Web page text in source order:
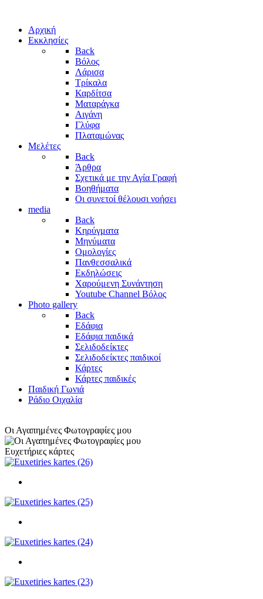
Αρχική
Εκκλησίες
Back
Βόλος
Λάρισα
Τρίκαλα
Καρδίτσα
Ματαράγκα
Αιγάνη
Γλύφα
Πλαταμώνας
Μελέτες
Back
Άρθρα
Σχετικά με την Αγία Γραφή
Βοηθήματα
Οι συνετοί θέλουσι νοήσει
media
Back
Κηρύγματα
Μηνύματα
Ομολογίες
Πανθεσσαλικά
Εκδηλώσεις
Χαρούμενη Συνάντηση
Youtube Channel Βόλος
Photo gallery
Back
Εδάφια
Εδάφια παιδικά
Σελιδοδείκτες
Σελιδοδείκτες παιδικοί
Κάρτες
Κάρτες παιδικές
Παιδική Γωνιά
Ράδιο Οιχαλία
Οι Αγαπημένες Φωτογραφίες μου
Ευχετήριες κάρτες